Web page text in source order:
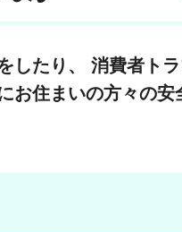
したり、 消費者ト
お住まいの方々の